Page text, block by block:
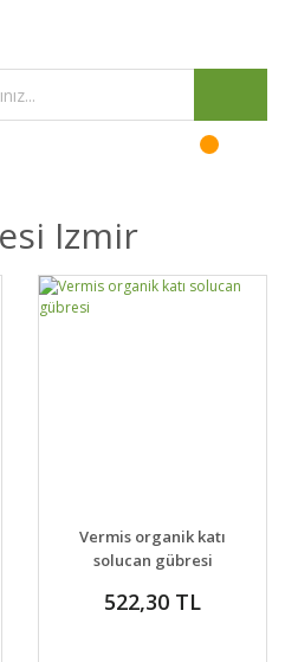
Izmir
DETAYLAR SEPETE EKLE
Vermis organik katı
solucan gübresi
522,30 TL